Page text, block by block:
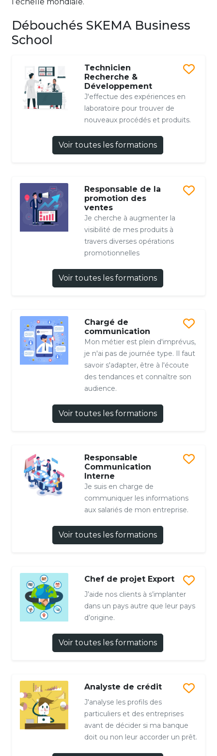
Débouchés SKEMA Business
School
Technicien
Recherche &
Développement
J'effectue des expériences en
laboratoire pour trouver de
nouveaux procédés et produits.
Voir toutes les formations
Responsable de la
promotion des
ventes
Je cherche à augmenter la
visibilité de mes produits à
travers diverses opérations
promotionnelles
Voir toutes les formations
Chargé de
communication
Mon métier est plein d'imprévus,
je n'ai pas de journée type. Il faut
savoir s'adapter, être à l'écoute
des tendances et connaître son
audience.
Voir toutes les formations
Responsable
Communication
Interne
Je suis en charge de
communiquer les informations
aux salariés de mon entreprise.
Voir toutes les formations
Chef de projet Export
J’aide nos clients à s’implanter
dans un pays autre que leur pays
d’origine.
Voir toutes les formations
Analyste de crédit
J'analyse les profils des
particuliers et des entreprises
avant de décider si ma banque
doit ou non leur accorder un prêt.